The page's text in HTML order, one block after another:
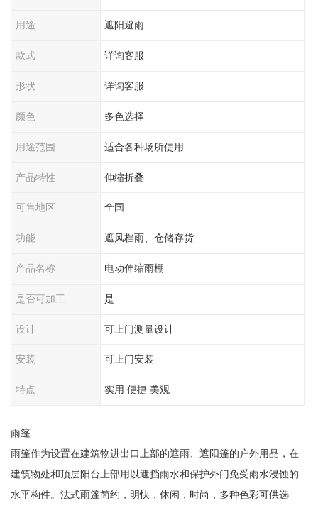
用途 遮阳避雨
款式 详询客服
形状 详询客服
颜色 多色选择
用途范围 适合各种场所使用
产品特性 伸缩折叠
可售地区 全国
功能 遮风档雨、仓储存货
产品名称 电动伸缩雨棚
是否可加工 是
设计 可上门测量设计
安装 可上门安装
特点 实用 便捷 美观
雨篷
雨篷作为设置在建筑物进出口上部的遮雨、遮阳篷的户外用品，在
建筑物处和顶层阳台上部用以遮挡雨水和保护外门免受雨水浸蚀的
水平构件。法式雨篷简约，明快，休闲，时尚，多种色彩可供选